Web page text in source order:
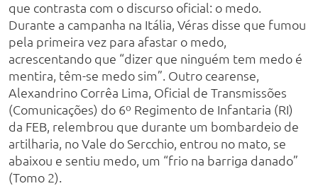
que contrasta com o discurso oficial: o medo.
Durante a campanha na Itália, Véras disse que fumou
pela primeira vez para afastar o medo,
acrescentando que “dizer que ninguém tem medo é
mentira, têm-se medo sim”. Outro cearense,
Alexandrino Corrêa Lima, Oficial de Transmissões
(Comunicações) do 6º Regimento de Infantaria (RI)
da FEB, relembrou que durante um bombardeio de
artilharia, no Vale do Sercchio, entrou no mato, se
abaixou e sentiu medo, um “frio na barriga danado”
(Tomo 2).